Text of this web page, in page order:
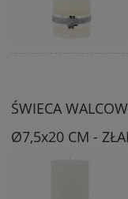
ŚWIECA
Ø7,5x20 CM -